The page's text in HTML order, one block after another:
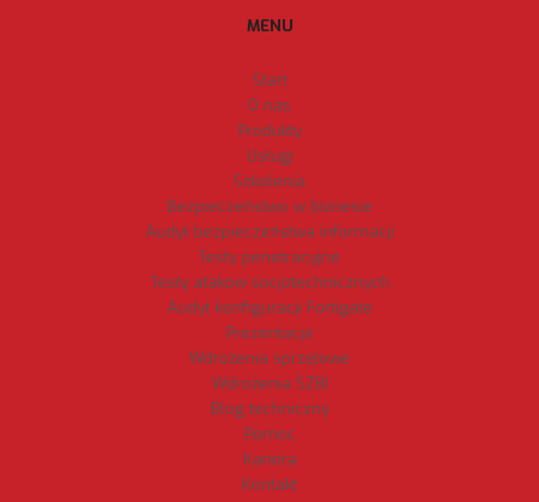
MENU
Start
O nas
Produkty
Usługi
Szkolenia
Bezpieczeństwo w biznesie
Audyt bezpieczeństwa informacji
Testy penetracyjne
Testy ataków socjotechnicznych
Audyt konfiguracji Fortigate
Prezentacje
Wdrożenia sprzętowe
Wdrożenia SZBI
Blog techniczny
Pomoc
Kariera
Kontakt